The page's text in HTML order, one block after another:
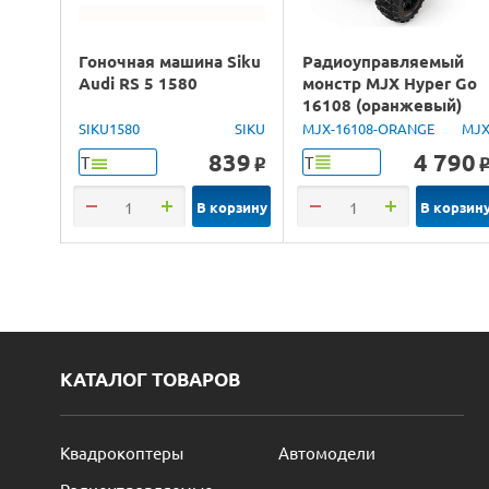
Гоночная машина Siku
Audi RS 5 1580
SIKU1580 SIKU
Т 839 o
В корзину
Радиоуправляемый
монстр MJX Hyper Go
16108 (оранжевый)
4WD 2.4G LED 1/16
RTR
MJX-16108-ORANGE MJX
Т 4 790 o
В
КАТАЛОГ ТОВАРОВ
Квадрокоптеры
Автомодели